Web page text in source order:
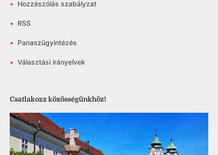
• Hozzászólás szabályzat
• RSS
• Panaszügyintézés
• Választási irányelvek
Csatlakozz közösségünkhöz!